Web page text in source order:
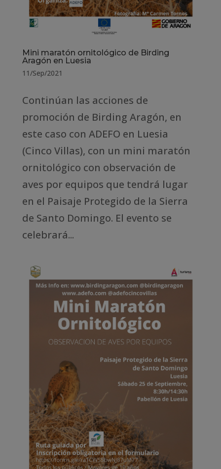
Mini maratón ornitológico de Birding
Aragón en Luesia
11/Sep/2021
Continúan las acciones de
promoción de Birding Aragón, en
este caso con ADEFO en Luesia
(Cinco Villas), con un mini maratón
ornitológico con observación de
aves por equipos que tendrá lugar
en el Paisaje Protegido de la Sierra
de Santo Domingo. El evento se
celebrará...